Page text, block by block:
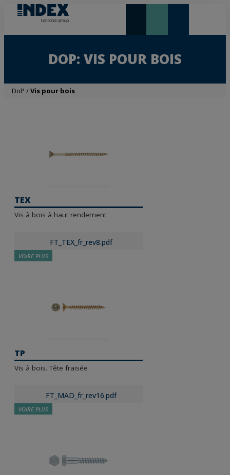
DOP: VIS POUR BOIS
DoP /Vis pour bois
TEX
Vis à bois à haut rendement
FT_TEX_fr_rev8.pdf
VOIRE PLUS
TP
Vis à bois. Tête fraisée
FT_MAD_fr_rev16.pdf
VOIRE PLUS